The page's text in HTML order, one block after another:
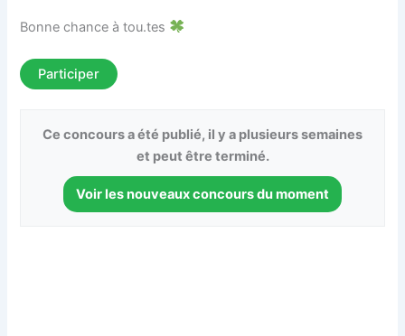
Bonne chance à tou.tes
Participer
Ce concours a été publié, il y a plusieurs semaines
et peut être terminé.
Voir les nouveaux concours du moment